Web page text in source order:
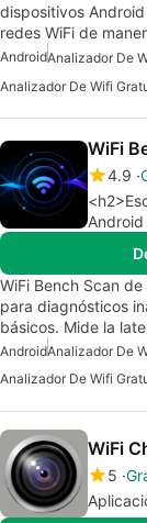
dispositivos
redes WiFi de
AndroidAnalizador De
WiFi
4.9
WiFi Bench Scan
para diagnósticos
básicos. Mide la
AndroidAnalizador De
Analizador De Wifi
WiFi
5